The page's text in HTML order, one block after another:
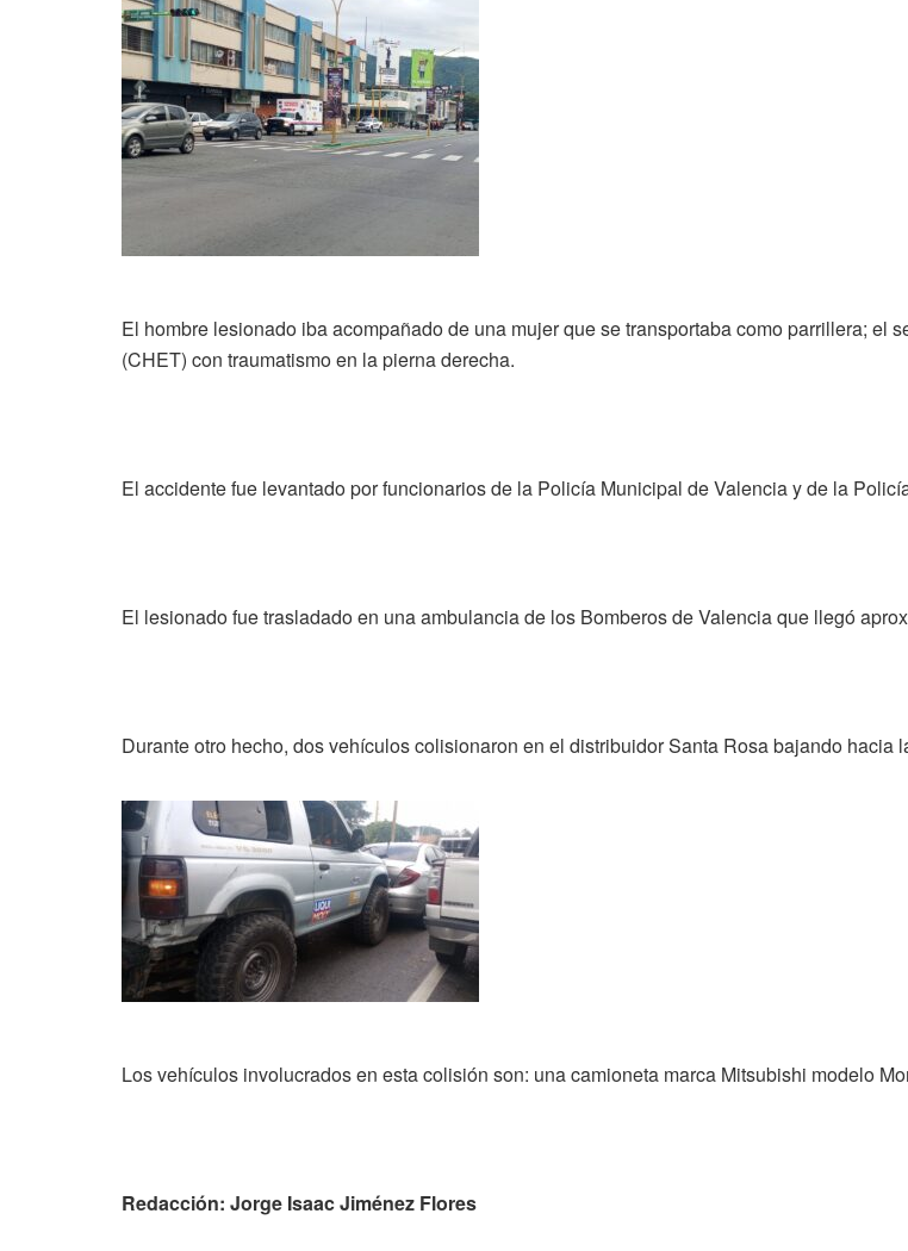
El hombre lesionado iba acompañado de una mujer que se transportaba como parrillera; el
(CHET) con traumatismo en la pierna derecha.
El accidente fue levantado por funcionarios de la Policía Municipal de Valencia y de la
El lesionado fue trasladado en una ambulancia de los Bomberos de Valencia que llegó
Durante otro hecho, dos vehículos colisionaron en el distribuidor Santa Rosa bajando hacia
Los vehículos involucrados en esta colisión son: una camioneta marca Mitsubishi modelo
Redacción: Jorge Isaac Jiménez Flores